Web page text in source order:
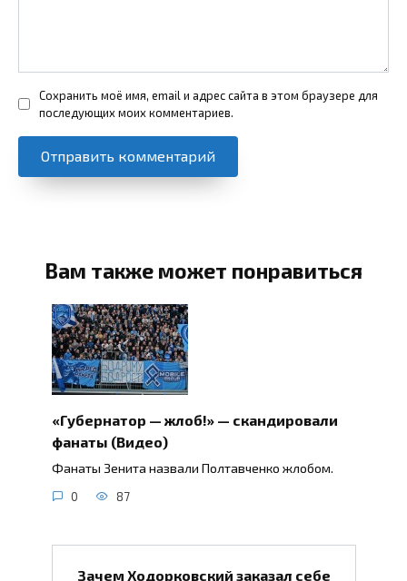
Сохранить моё имя, email и адрес сайта в этом браузере для
последующих моих комментариев.
Вам также может понравиться
«Губернатор — жлоб!» — скандировали
фанаты (Видео)
Фанаты Зенита назвали Полтавченко жлобом.
0 87
Зачем Ходорковский заказал себе